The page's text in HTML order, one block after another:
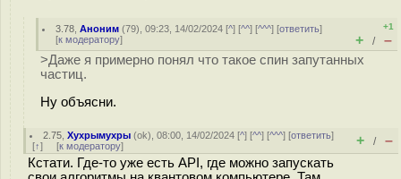
3.78 ,Аноним (79), 09:23, 14/02/2024 [^] [^^] [^^^] [ответить]
[к модератору]
+1
+ / –
>Даже я примерно понял что такое спин запутанных
частиц.
Ну объясни.
2.75 ,Хухрымухры (ok), 08:00, 14/02/2024 [^] [^^] [^^^] [ответить]
[↑] [к модератору] + / –
Кстати. Где-то уже есть API, где можно запускать